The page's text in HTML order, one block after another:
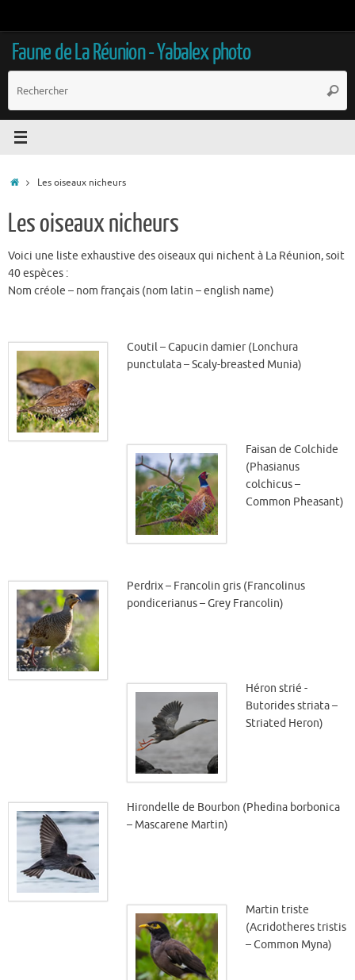
contenu
Faune de La Réunion - Yabalex photo
:
AccueilLes oiseaux nicheurs
Les oiseaux nicheurs
Voici une liste exhaustive des oiseaux qui nichent à La Réunion, soit
40 espèces :
Nom créole – nom français (nom latin – english name)
Coutil – Capucin damier (Lonchura
punctulata – Scaly-breasted Munia)
Faisan de Colchide
(Phasianus
colchicus –
Common Pheasant)
Perdrix – Francolin gris (Francolinus
pondicerianus – Grey Francolin)
Héron strié -
Butorides striata –
Striated Heron)
Hirondelle de Bourbon (Phedina borbonica
– Mascarene Martin)
Martin triste
(Acridotheres tristis
– Common Myna)